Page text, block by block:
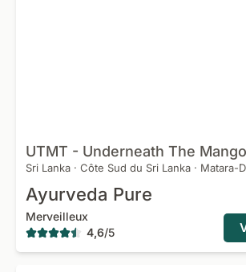
UTMT - Underneath The Mango
Sri Lanka · Côte Sud du Sri Lanka · Matara-
Ayurveda Pure
Merveilleux
4,6/5